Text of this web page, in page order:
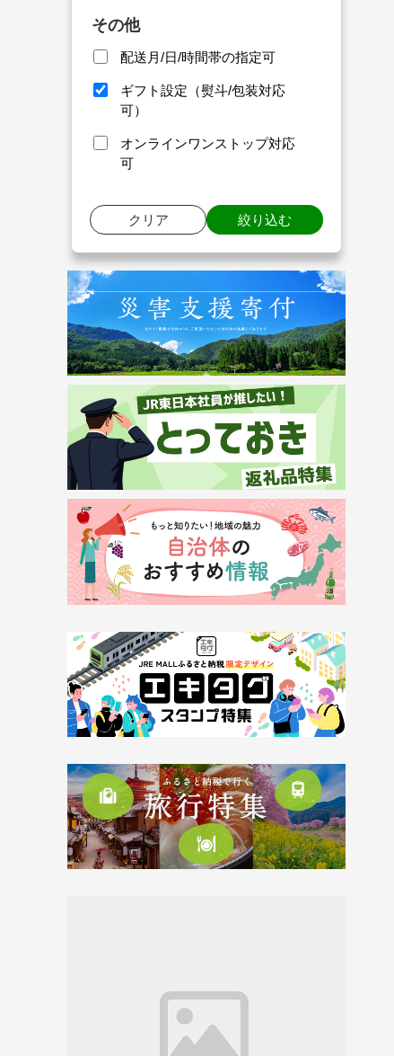
その他
配送月/日/時間帯の指定可
ギフト設定（熨斗/包装対応
可）
オンラインワンストップ対応
可
クリア 絞り込む